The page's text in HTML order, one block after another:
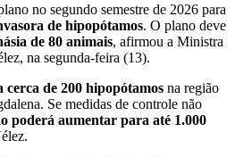
no segundo semestre de 2026 para
de hipopótamos. O plano deve
de 80 animais, afirmou a Ministra
na segunda-feira (13).
cerca de 200 hipopótamos na região
Se medidas de controle não
poderá aumentar para até 1.000